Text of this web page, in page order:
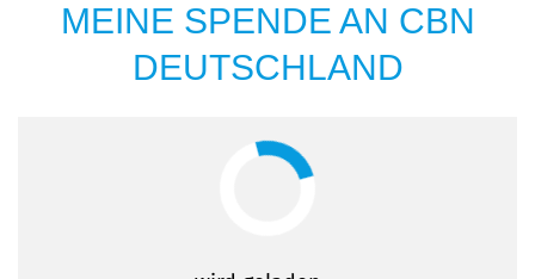
MEINE SPENDE AN CBN
DEUTSCHLAND